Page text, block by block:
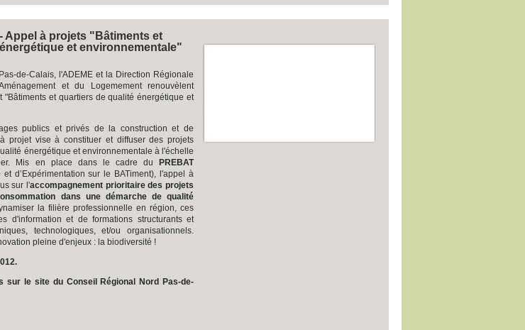
- Appel à projets "Bâtiments et
et environnementale"
de-Calais, l'ADEME et la Direction Régionale
et du Logemement renouvèlent
et quartiers de qualité énergétique et
publics et privés de la construction et de
projet vise à constituer et diffuser des projets
énergétique et environnementale à l'échelle
Mis en place dans le cadre du
PREBAT
d’Expérimentation sur le BATiment), l'appel à
sur l'accompagnement prioritaire des projets
dans une démarche de qualité
la filière professionnelle en région, ces
d'information et de formations structurants et
technologiques, et/ou organisationnels.
pleine d'enjeux : la biodiversité !
sur le site du Conseil Régional Nord Pas-de-